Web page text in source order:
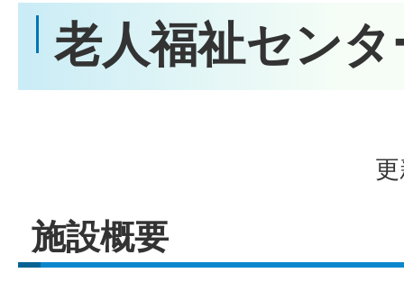
老人福祉セン
施設概要